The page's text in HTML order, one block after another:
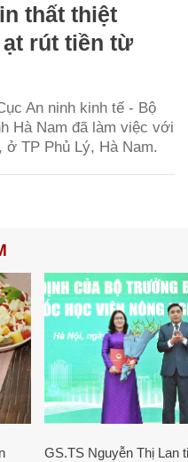
thất thiệt
rút tiền từ
An ninh kinh tế - Bộ
Hà Nam đã làm việc với
ở TP Phủ Lý, Hà Nam.
GS.TS Nguyễn Thị Lan